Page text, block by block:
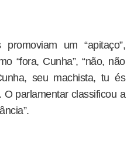
um “apitaço”,
“fora, Cunha”, “não, não
seu machista, tu és
O parlamentar classificou a